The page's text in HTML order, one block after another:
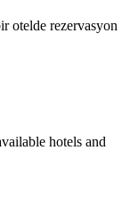
otelde rezervasyon
hotels and